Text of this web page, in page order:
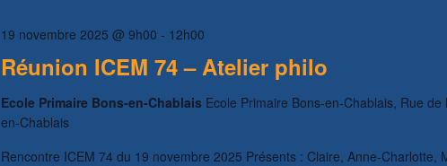
Réunion ICEM 74 – Atelier philo
19 novembre 2025 @ 9h00 - 12h00
Ecole Primaire Bons-en-Chablais Ecole Primaire Bons-en-Chablais, Rue de
en-Chablais
Rencontre ICEM 74 du 19 novembre 2025 Présents : Claire, Anne-Charlotte,